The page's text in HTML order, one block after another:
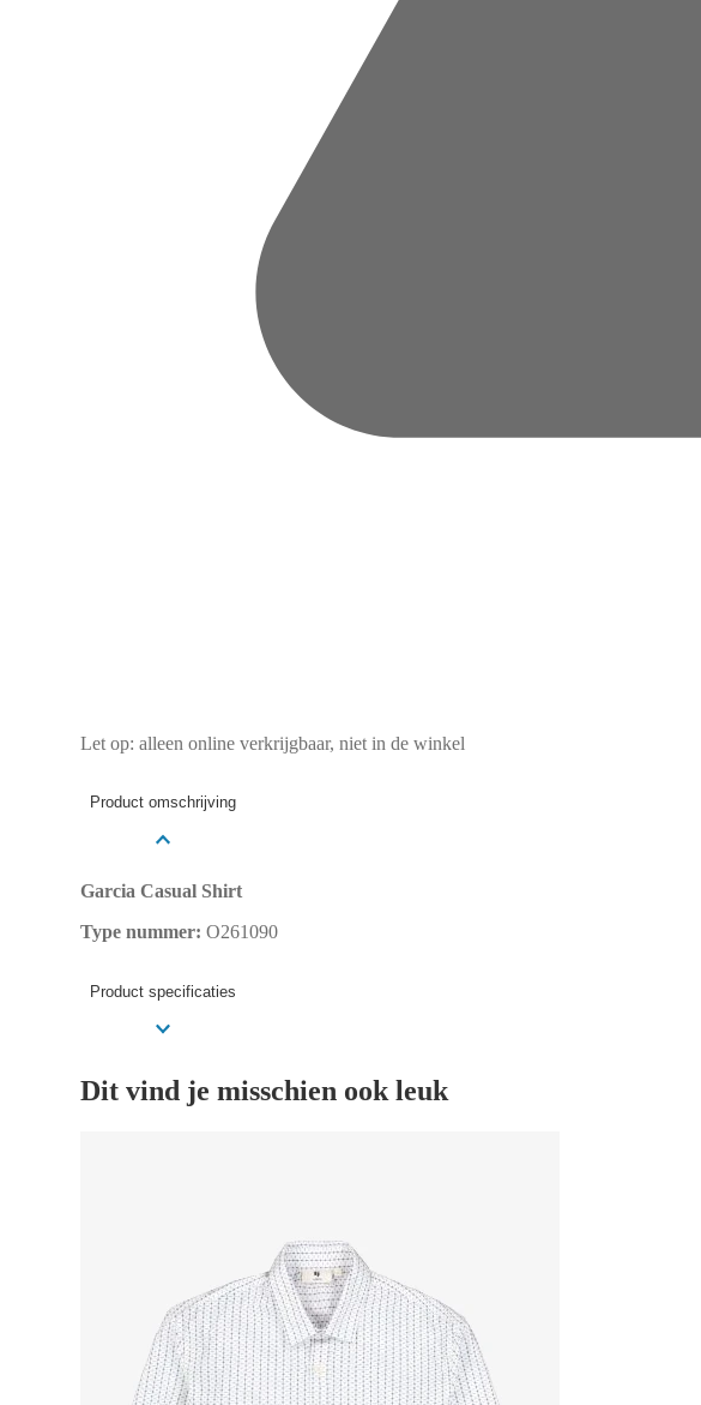
Let op: alleen online verkrijgbaar, niet in de winkel
Product omschrijving
Garcia Casual Shirt
Type nummer: O261090
Product specificaties
Dit vind je misschien ook leuk